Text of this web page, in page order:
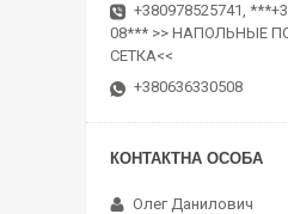
+380978525741,
08*** >> НАПОЛЬНЫЕ
СЕТКА<<
+380636330508
Олег Данилович